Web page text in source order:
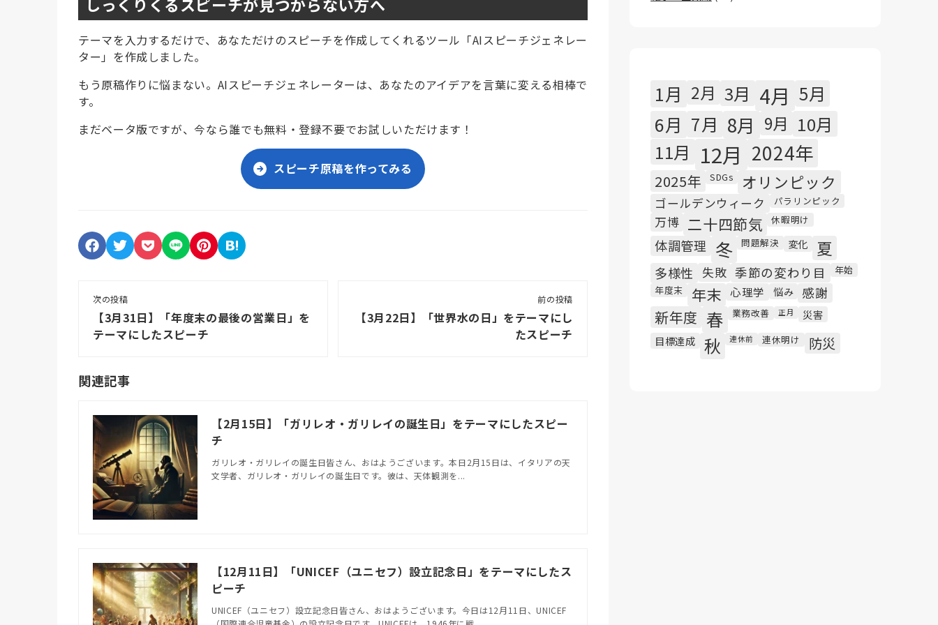
テーマを入力するだけで、あなただけのスピーチを作成してくれるツール「AIスピーチジェネレー
ター」を作成しました。
もう原稿作りに悩まない。AIスピーチジェネレーターは、あなたのアイデアを言葉に変える相棒で
す。
まだベータ版ですが、今なら誰でも無料・登録不要でお試しいただけます！
スピーチ原稿を作ってみる
次の投稿
【3月31日】「年度末の最後の営業日」を
テーマにしたスピーチ
前の投稿
【3月22日】「世界水の日」をテーマにし
たスピーチ
関連記事
【2月15日】「ガリレオ・ガリレイの誕生日」をテーマにしたスピー
チ
ガリレオ・ガリレイの誕生日皆さん、おはようございます。本日2月15日は、イタリアの天
文学者、ガリレオ・ガリレイの誕生日です。彼は、天体観測を...
【12月11日】「UNICEF（ユニセフ）設立記念日」をテーマにしたス
ピーチ
UNICEF（ユニセフ）設立記念日皆さん、おはようございます。今日は12月11日、UNICEF
1月 2月 3月 4月 5月
6月 7月 8月 9月 10月
11月 12月 2024年
2025年 SDGs オリンピック
ゴールデンウィーク パラリンピック
万博 二十四節気 休暇明け
体調管理 冬 問題解決 変化 夏
多様性 失敗 季節の変わり目
年始
年度末
年末 心理学 悩み 感謝
新年度 春 業務改善 正月
災害
目標達成
秋 連休前 連休明け 防災